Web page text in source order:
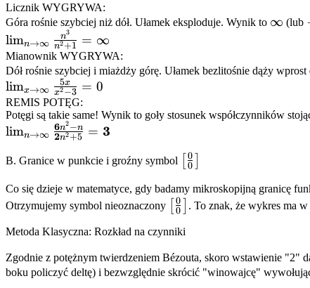
Licznik WYGRYWA:
Góra rośnie szybciej niż dół. Ułamek eksploduje. Wynik to \infty
∞ (lub -
\lim_{n
\to \infty}
\frac{n^3}
{n^2 + 1}
= \infty
limn→∞ n2 +1
n3 = ∞
Mianownik WYGRYWA:
Dół rośnie szybciej i miażdży górę. Ułamek bezlitośnie dąży wprost
\lim_{x
\to
\infty}
\frac{5x}
= 0
limx→∞ x2 −3
5x = 0
REMIS POTĘG:
Potęgi są takie same! Wynik to goły stosunek współczynników
\lim_{n \to \infty}
\frac{\mathbf{6}n^2
- n}{\mathbf{2}n^2
limn→∞ 2n2+5
6n2 −n = 3
B. Granice w punkcie i groźny symbol
\left[\frac{0}
0
0
Co się dzieje w matematyce, gdy badamy mikroskopijną granicę
Otrzymujemy symbol nieoznaczony
\left[\frac{0}
0
0 . To znak, że wykres ma
Metoda Klasyczna: Rozkład na czynniki
Zgodnie z potężnym twierdzeniem Bézouta, skoro wstawienie "2"
boku policzyć deltę) i bezwzględnie skrócić "winowajcę"